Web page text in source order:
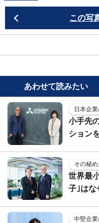
この写
あわせて読みたい
日本企
小手先
ション
その秘
世界最
子｣はな
中堅企